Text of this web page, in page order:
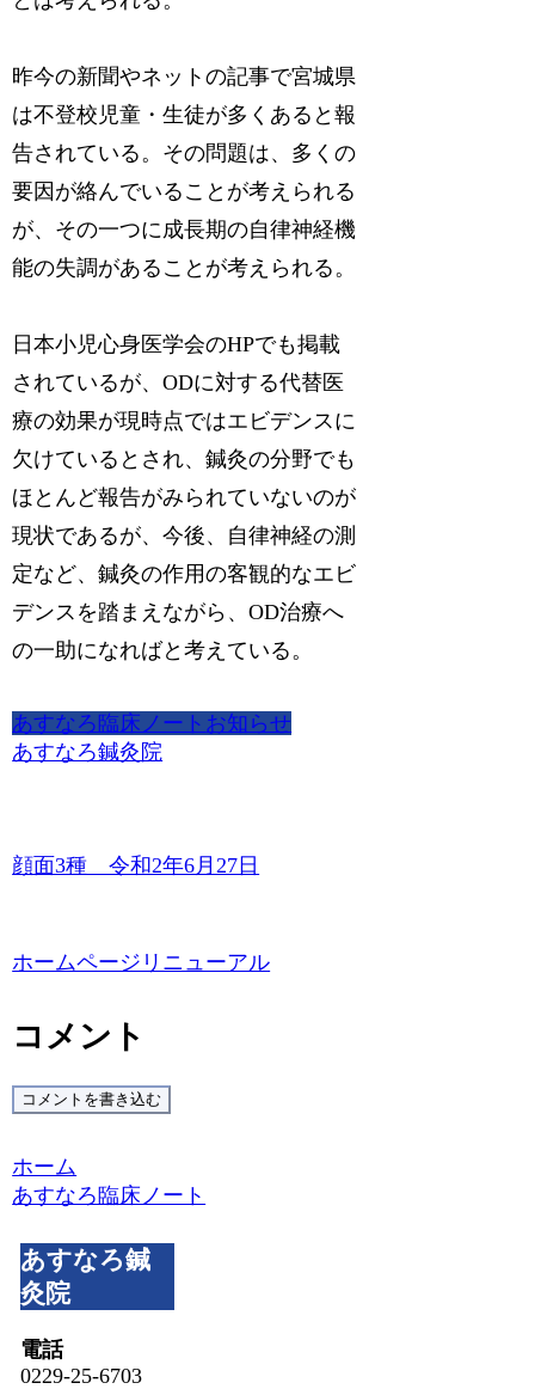
昨今の新聞やネットの記事で宮城県
は不登校児童・生徒が多くあると報
告されている。その問題は、多くの
要因が絡んでいることが考えられる
が、その一つに成長期の自律神経機
能の失調があることが考えられる。
日本小児心身医学会のHPでも掲載
されているが、ODに対する代替医
療の効果が現時点ではエビデンスに
欠けているとされ、鍼灸の分野でも
ほとんど報告がみられていないのが
現状であるが、今後、自律神経の測
定など、鍼灸の作用の客観的なエビ
デンスを踏まえながら、OD治療へ
の一助になればと考えている。
あすなろ臨床ノート お知らせ
あすなろ鍼灸院
顔面3種 令和2年6月27日
ホームページリニューアル
コメント
コメントを書き込む
ホーム
あすなろ臨床ノート
あすなろ鍼
灸院
電話
0229-25-6703